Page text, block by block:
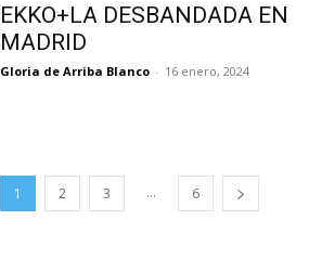
EKKO+LA DESBANDADA EN
MADRID
Gloria de Arriba Blanco - 16 enero, 2024
1 2 3 ... 6